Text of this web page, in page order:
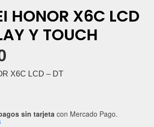
HONOR X6C LCD
Y TOUCH
X6C LCD – DT
sin tarjetacon Mercado Pago.